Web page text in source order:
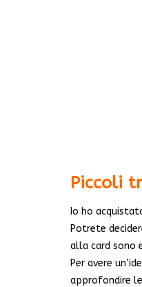
Piccoli
Io ho
Potrete
alla card sono
Per avere
approfondire